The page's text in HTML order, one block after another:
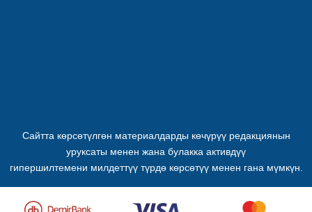
Сайтта көрсөтүлгөн материалдарды көчүрүү редакциянын
уруксаты менен жана булакка активдүү
гипершилтемени милдеттүү түрдө көрсөтүү менен гана мүмкүн.